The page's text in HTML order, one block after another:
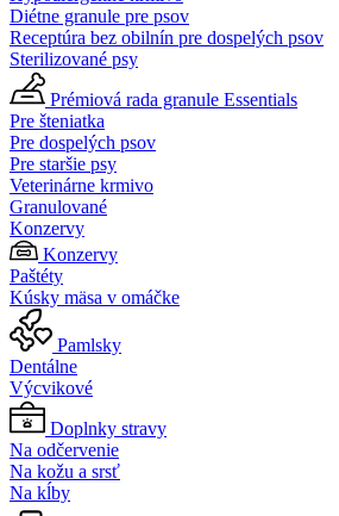
Diétne granule pre psov
Receptúra bez obilnín pre dospelých psov
Sterilizované psy
Prémiová rada granule Essentials
Pre šteniatka
Pre dospelých psov
Pre staršie psy
Veterinárne krmivo
Granulované
Konzervy
Konzervy
Paštéty
Kúsky mäsa v omáčke
Pamlsky
Dentálne
Výcvikové
Doplnky stravy
Na odčervenie
Na kožu a srsť
Na kĺby